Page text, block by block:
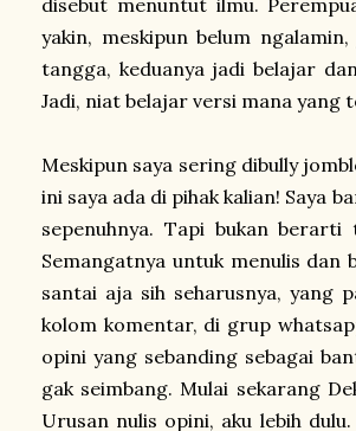
disebut menuntut ilmu.
yakin, meskipun belum
tangga, keduanya jadi belajar
Jadi, niat belajar versi mana yang
Meskipun saya sering dibully
ini saya ada di pihak kalian! Saya
sepenuhnya. Tapi bukan berarti
Semangatnya untuk menulis dan
santai aja sih seharusnya, yang
kolom komentar, di grup
opini yang sebanding sebagai
gak seimbang. Mulai sekarang
Urusan nulis opini, aku lebih